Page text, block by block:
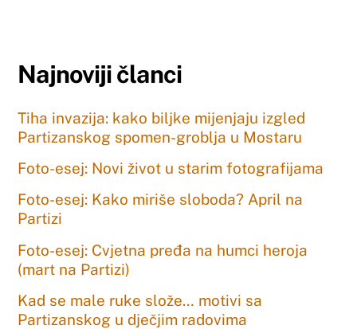
Najnoviji članci
Tiha invazija: kako biljke mijenjaju izgled
Partizanskog spomen-groblja u Mostaru
Foto-esej: Novi život u starim fotografijama
Foto-esej: Kako miriše sloboda? April na
Partizi
Foto-esej: Cvjetna pređa na humci heroja
(mart na Partizi)
Kad se male ruke slože… motivi sa
Partizanskog u dječjim radovima